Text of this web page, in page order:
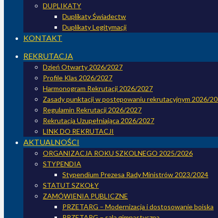
DUPLIKATY
Duplikaty Świadectw
Duplikaty Legitymacji
KONTAKT
REKRUTACJA
Dzień Otwarty 2026/2027
Profile Klas 2026/2027
Harmonogram Rekrutacji 2026/2027
Zasady punktacji w postępowaniu rekrutacyjnym 2026/
Regulamin Rekrutacji 2026/2027
Rekrutacja Uzupełniająca 2026/2027
LINK DO REKRUTACJI
AKTUALNOŚCI
ORGANIZACJA ROKU SZKOLNEGO 2025/2026
STYPENDIA
Stypendium Prezesa Rady Ministrów 2023/2024
STATUT SZKOŁY
ZAMÓWIENIA PUBLICZNE
PRZETARG – Modernizacja i dostosowanie boiska